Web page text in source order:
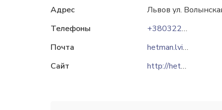
Адрес
Львов ул.
Телефоны
+380322407505
Почта
hetman.lviv@gmail.com
Сайт
http://hetman.ua